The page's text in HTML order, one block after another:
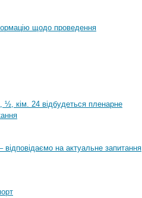
щодо проведення
½, кім. 24 відбудеться пленарне
на актуальне запитання